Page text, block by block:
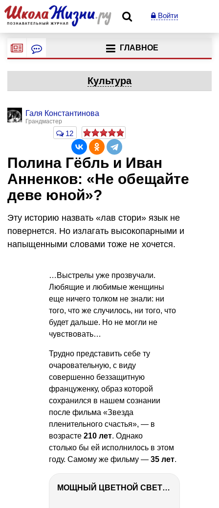
Войти
ГЛАВНОЕ
Культура
Галя Константинова
Грандмастер
12
Полина Гёбль и Иван
Анненков: «Не обещайте
деве юной»?
Эту историю назвать «лав стори» язык не
повернется. Но излагать высокопарными и
напыщенными словами тоже не хочется.
…Выстрелы уже прозвучали.
Любящие и любимые женщины
еще ничего толком не знали: ни
того, что же случилось, ни того, что
будет дальше. Но не могли не
чувствовать…
Трудно представить себе ту
очаровательную, с виду
совершенно беззащитную
француженку, образ которой
сохранился в нашем сознании
после фильма «Звезда
пленительного счастья», — в
возрасте 210 лет. Однако
столько бы ей исполнилось в этом
году. Самому же фильму — 35 лет.
МОЩНЫЙ ЦВЕТНОЙ СВЕТ – NANLITE FC-500C